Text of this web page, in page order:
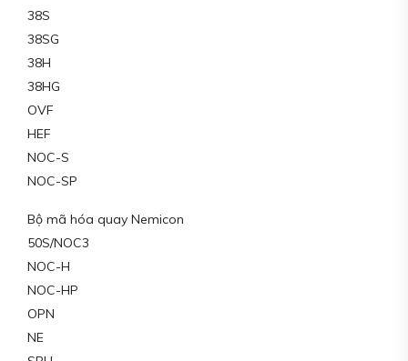
38S
38SG
38H
38HG
OVF
HEF
NOC-S
NOC-SP
Bộ mã hóa quay Nemicon
50S/NOC3
NOC-H
NOC-HP
OPN
NE